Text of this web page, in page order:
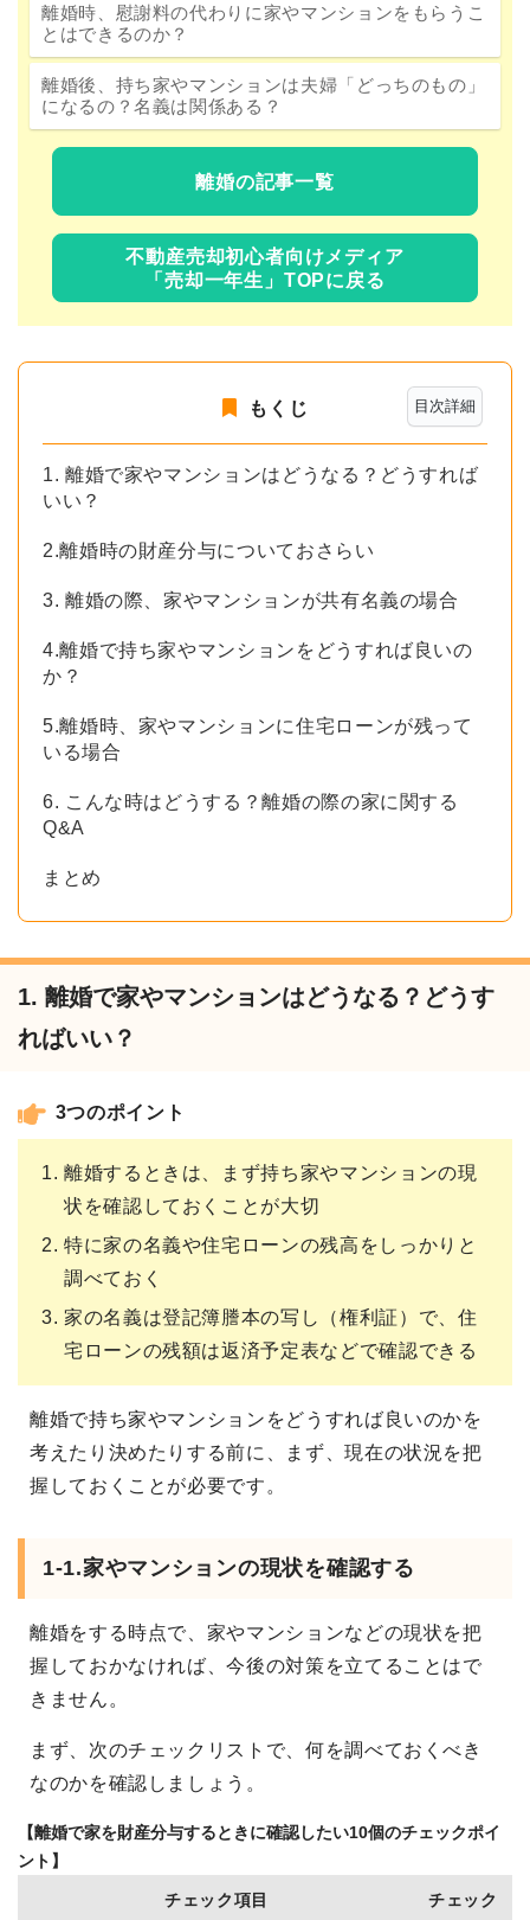
離婚時、慰謝料の代わりに家やマンションをもらうこ
とはできるのか？
離婚後、持ち家やマンションは夫婦「どっちのもの」
になるの？名義は関係ある？
離婚の記事一覧
不動産売却初心者向けメディア
「売却一年生」TOPに戻る
目次詳細
もくじ
1. 離婚で家やマンションはどうなる？どうすれば
いい？
2.離婚時の財産分与についておさらい
3. 離婚の際、家やマンションが共有名義の場合
4.離婚で持ち家やマンションをどうすれば良いの
か？
5.離婚時、家やマンションに住宅ローンが残って
いる場合
6. こんな時はどうする？離婚の際の家に関する
Q&A
まとめ
1. 離婚で家やマンションはどうなる？どうす
ればいい？
3つのポイント
離婚するときは、まず持ち家やマンションの現
状を確認しておくことが大切
特に家の名義や住宅ローンの残高をしっかりと
調べておく
家の名義は登記簿謄本の写し（権利証）で、住
宅ローンの残額は返済予定表などで確認できる
離婚で持ち家やマンションをどうすれば良いのかを
考えたり決めたりする前に、まず、現在の状況を把
握しておくことが必要です。
1-1.家やマンションの現状を確認する
離婚をする時点で、家やマンションなどの現状を把
握しておかなければ、今後の対策を立てることはで
きません。
まず、次のチェックリストで、何を調べておくべき
なのかを確認しましょう。
【離婚で家を財産分与するときに確認したい10個のチェックポイ
ント】
チェック項目 チェック